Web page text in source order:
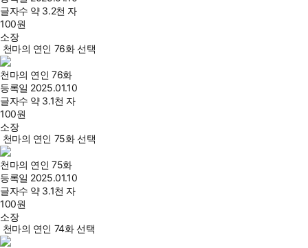
글자수 약 3.2천 자
100원
소장
천마의 연인 76화 선택
천마의 연인 76화
등록일 2025.01.10
글자수 약 3.1천 자
100원
소장
천마의 연인 75화 선택
천마의 연인 75화
등록일 2025.01.10
글자수 약 3.1천 자
100원
소장
천마의 연인 74화 선택